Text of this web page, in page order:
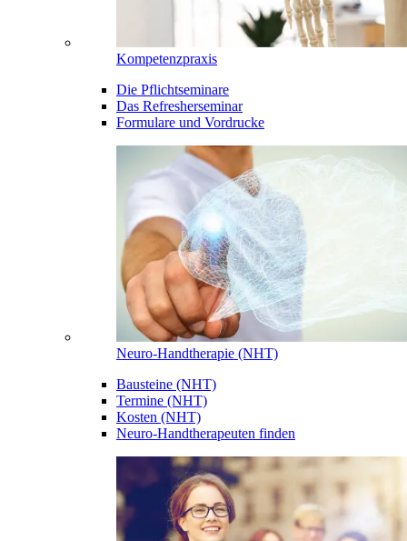
Kompetenzpraxis
Die Pflichtseminare
Das Refresherseminar
Formulare und Vordrucke
Neuro-Handtherapie (NHT)
Bausteine (NHT)
Termine (NHT)
Kosten (NHT)
Neuro-Handtherapeuten finden